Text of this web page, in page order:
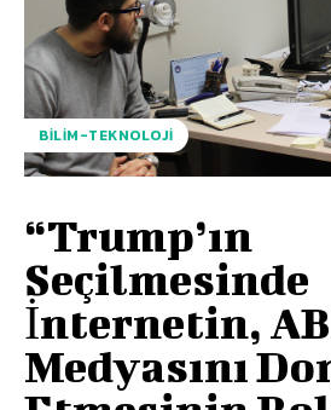
BILIM-TEKNOLOJI
“Trump’ın
Seçilmesinde
İnternetin,
Medyasını